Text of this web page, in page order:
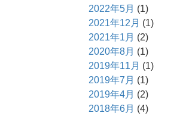
2022年5月 (1)
2021年12月 (1)
2021年1月 (2)
2020年8月 (1)
2019年11月 (1)
2019年7月 (1)
2019年4月 (2)
2018年6月 (4)